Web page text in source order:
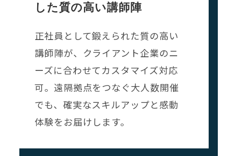
した質の高い講師陣
正社員として鍛えられた質の高い
講師陣が、クライアント企業のニ
ーズに合わせてカスタマイズ対応
可。遠隔拠点をつなぐ大人数開催
でも、確実なスキルアップと感動
体験をお届けします。